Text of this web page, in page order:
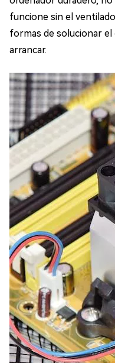
funcione sin el
formas de solucionar el
arrancar.